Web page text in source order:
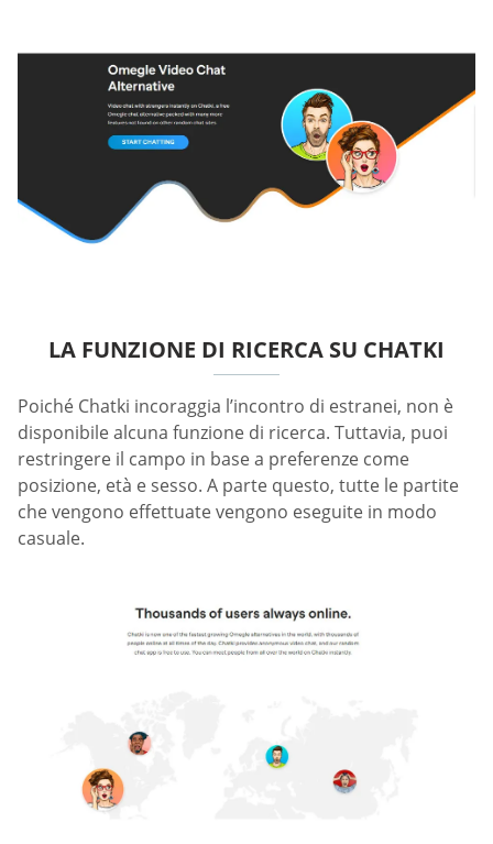
LA FUNZIONE DI RICERCA SU CHATKI
Poiché Chatki incoraggia l’incontro di estranei, non è
disponibile alcuna funzione di ricerca. Tuttavia, puoi
restringere il campo in base a preferenze come
posizione, età e sesso. A parte questo, tutte le partite
che vengono effettuate vengono eseguite in modo
casuale.